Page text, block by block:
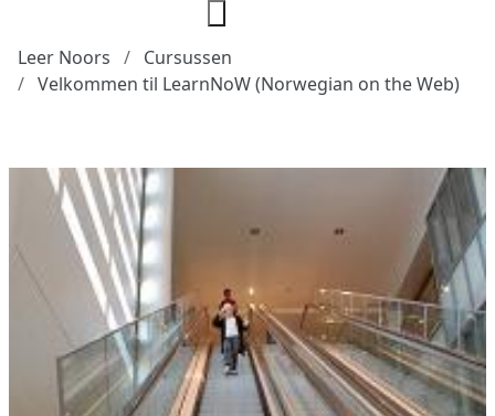
Leer Noors
Cursussen
Velkommen til LearnNoW (Norwegian on the Web)